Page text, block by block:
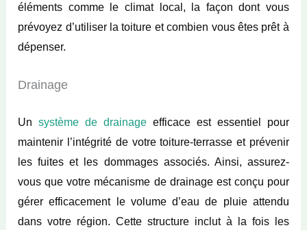
éléments comme le climat local, la façon dont vous
prévoyez d’utiliser la toiture et combien vous êtes prêt à
dépenser.
Drainage
Unsystème de drainage efficace est essentiel pour
maintenir l’intégrité de votre toiture-terrasse et prévenir
les fuites et les dommages associés. Ainsi, assurez-
vous que votre mécanisme de drainage est conçu pour
gérer efficacement le volume d’eau de pluie attendu
dans votre région. Cette structure inclut à la fois les